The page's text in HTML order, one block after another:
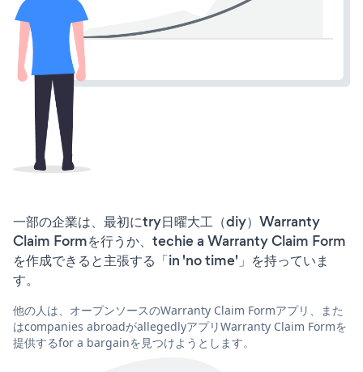
一部の企業は、最初にtry日曜大工（diy）Warranty
Claim Formを行うか、techie a Warranty Claim Form
を作成できると主張する「in 'no time'」を持っていま
す。
他の人は、オープンソースのWarranty Claim Formアプリ、また
はcompanies abroadがallegedlyアプリWarranty Claim Formを
提供するfor a bargainを見つけようとします。